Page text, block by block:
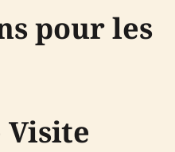
pour les
Visite